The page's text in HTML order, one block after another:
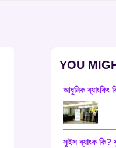
YOU
আধুনিক ব্যাংকিং
সুইস ব্যাংক কি?